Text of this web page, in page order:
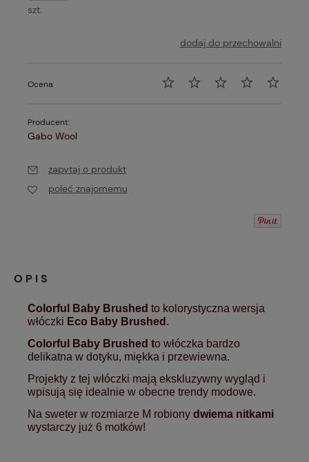
szt.
dodaj do przechowalni
Ocena:
Producent:
Gabo Wool
zapytaj o produkt
poleć znajomemu
OPIS
Colorful Baby Brushed to kolorystyczna wersja
włóczki Eco Baby Brushed .
Colorful Baby Brushed to włóczka bardzo
delikatna w dotyku, miękka i przewiewna.
Projekty z tej włóczki mają ekskluzywny wygląd i
wpisują się idealnie w obecne trendy modowe.
Na sweter w rozmiarze M robiony dwiema nitkami
wystarczy już 6 motków!